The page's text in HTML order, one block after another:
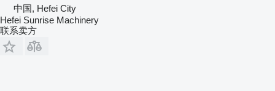
中国, Hefei City
Hefei Sunrise Machinery
联系卖方